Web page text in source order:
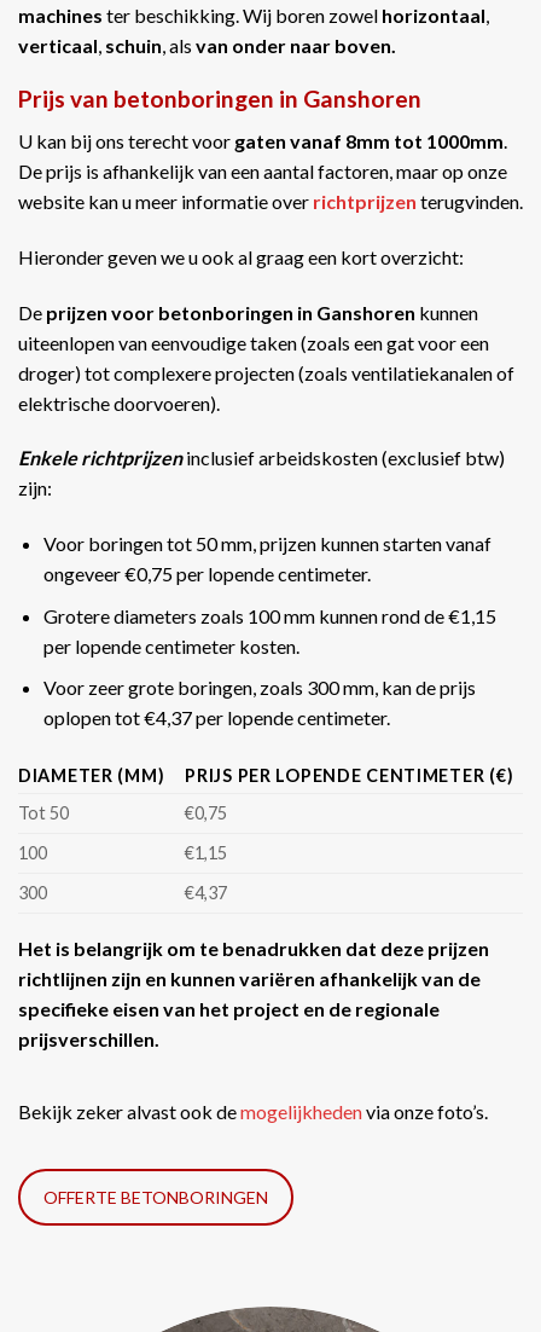
machines ter beschikking. Wij boren zowel horizontaal
verticaal schuin , als van onder naar boven.
Prijs van betonboringen in Ganshoren
U kan bij ons terecht voor gaten vanaf 8mm tot 1000mm.
De prijs is afhankelijk van een aantal factoren, maar op onze
website kan u meer informatie over richtprijzen terugvinden.
Hieronder geven we u ook al graag een kort overzicht:
De prijzen voor betonboringen in Ganshoren kunnen
uiteenlopen van eenvoudige taken (zoals een gat voor een
droger) tot complexere projecten (zoals ventilatiekanalen of
elektrische doorvoeren).
Enkele richtprijzeninclusief arbeidskosten (exclusief btw)
zijn:
Voor boringen tot 50 mm, prijzen kunnen starten vanaf
ongeveer €0,75 per lopende centimeter.
Grotere diameters zoals 100 mm kunnen rond de €1,15
per lopende centimeter kosten.
Voor zeer grote boringen, zoals 300 mm, kan de prijs
oplopen tot €4,37 per lopende centimeter​​.
DIAMETER (MM)
PRIJS PER LOPENDE CENTIMETER (€)
Tot 50
€0,75
100
€1,15
300
€4,37
Het is belangrijk om te benadrukken dat deze prijzen
richtlijnen zijn en kunnen variëren afhankelijk van de
specifieke eisen van het project en de regionale
prijsverschillen.
Bekijk zeker alvast ook demogelijkhedenvia onze foto’s.
OFFERTE BETONBORINGEN